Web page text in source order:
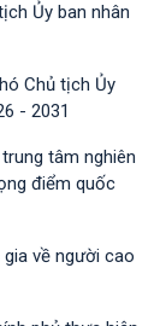
Ủy ban nhân
Chủ tịch Ủy
- 2031
tâm nghiên
điểm quốc
về người cao